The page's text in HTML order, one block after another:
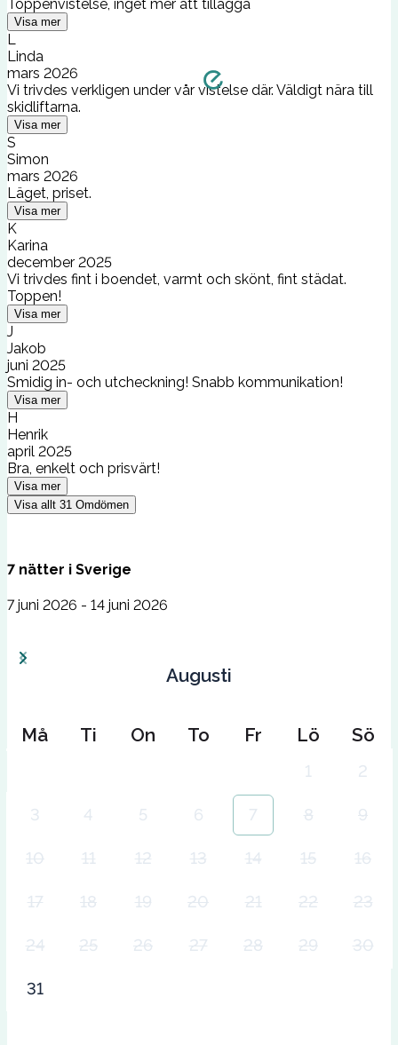
Toppenvistelse, inget mer att tillägga
Visa mer
L
Linda
mars 2026
Vi trivdes verkligen under vår vistelse där. Väldigt nära till
skidliftarna.
Visa mer
S
Simon
mars 2026
Läget, priset.
Visa mer
K
Karina
december 2025
Vi trivdes fint i boendet, varmt och skönt, fint städat.
Toppen!
Visa mer
J
Jakob
juni 2025
Smidig in- och utcheckning! Snabb kommunikation!
Visa mer
H
Henrik
april 2025
Bra, enkelt och prisvärt!
Visa mer
Visa allt 31 Omdömen
7 nätter i Sverige
7 juni 2026 - 14 juni 2026
Augusti
Må Ti On To Fr Lö Sö
1 2
3 4 5 6 7 8 9
10 11 12 13 14 15 16
17 18 19 20 21 22 23
24 25 26 27 28 29 30
31